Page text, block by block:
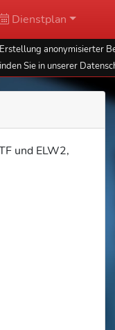
Dienstplan
anonymisierter
Sie in unserer
und ELW2,